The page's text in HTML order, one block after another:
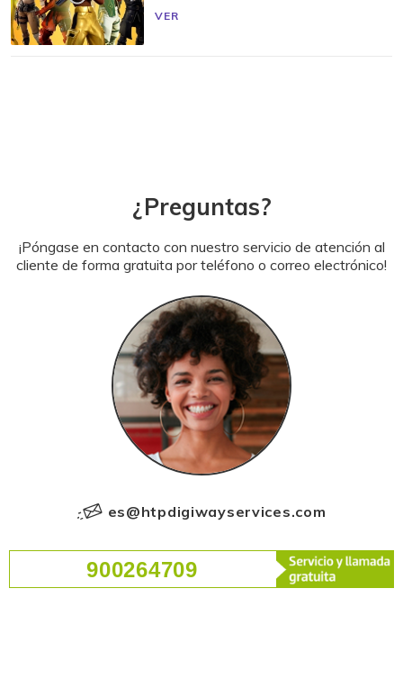
VER
¿Preguntas?
¡Póngase en contacto con nuestro servicio de atención al
cliente de forma gratuita por teléfono o correo electrónico!
es@htpdigiwayservices.com
900264709